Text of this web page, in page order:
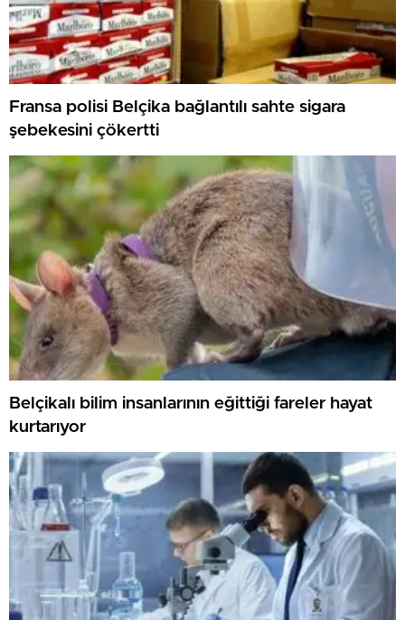
Fransa polisi Belçika bağlantılı sahte sigara
şebekesini çökertti
Belçikalı bilim insanlarının eğittiği fareler hayat
kurtarıyor